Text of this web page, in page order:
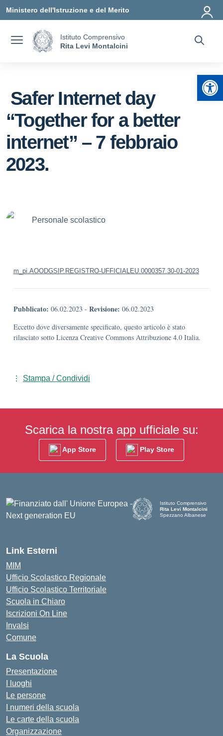
Ministero dell'Istruzione e del Merito
Istituto Comprensivo
Rita Levi Montalcini
Safer Internet day
“Together for a better
internet” – 7 febbraio
2023.
Personale scolastico
m_pi.AOODGSIP.REGISTRO-UFFICIALEU.0000357.30-01-2023
Pubblicato: 06.02.2023 - Revisione: 06.02.2023
Eccetto dove diversamente specificato, questo articolo è stato
rilasciato sotto Licenza Creative Commons Attribuzione 4.0 Italia.
Stampa / Condividi
Scarica la nostra app ufficiale su:
App Store Play Store
Istituto Comprensivo
Rita Levi Montalcini
Spezzano Albanese
Link Esterni
MIM
Ufficio Scolastico Regionale
Ufficio Scolastico Territoriale
Scuola in Chiaro
Iscrizioni On Line
Invalsi
Comune
La Scuola
Presentazione
I luoghi
Le persone
I numeri della scuola
Le carte della scuola
Organizzazione